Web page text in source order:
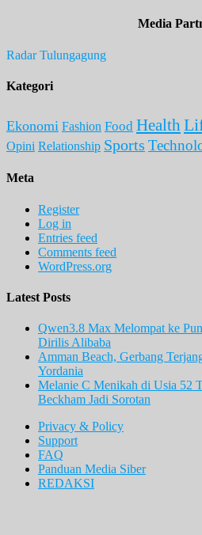
Media
Radar Tulungagung
Kategori
Ekonomi Fashion Food Health
Opini Relationship Sports
Meta
Register
Log in
Entries feed
Comments feed
WordPress.org
Latest Posts
Qwen3.8 Max Melompat ke
Dirilis Alibaba
Amman Beach, Gerbang
Yordania
Melanie C Menikah di Usia 52
Beckham Jadi Sorotan
Privacy & Policy
Support
FAQ
Panduan Media Siber
REDAKSI